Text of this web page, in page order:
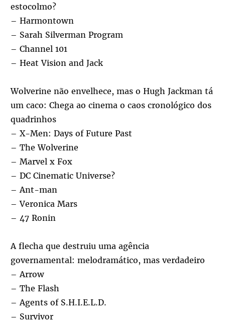
estocolmo?
– Harmontown
– Sarah Silverman Program
– Channel 101
– Heat Vision and Jack
Wolverine não envelhece, mas o Hugh Jackman tá
um caco: Chega ao cinema o caos cronológico dos
quadrinhos
– X-Men: Days of Future Past
– The Wolverine
– Marvel x Fox
– DC Cinematic Universe?
– Ant-man
– Veronica Mars
– 47 Ronin
A flecha que destruiu uma agência
governamental: melodramático, mas verdadeiro
– Arrow
– The Flash
– Agents of S.H.I.E.L.D.
– Survivor